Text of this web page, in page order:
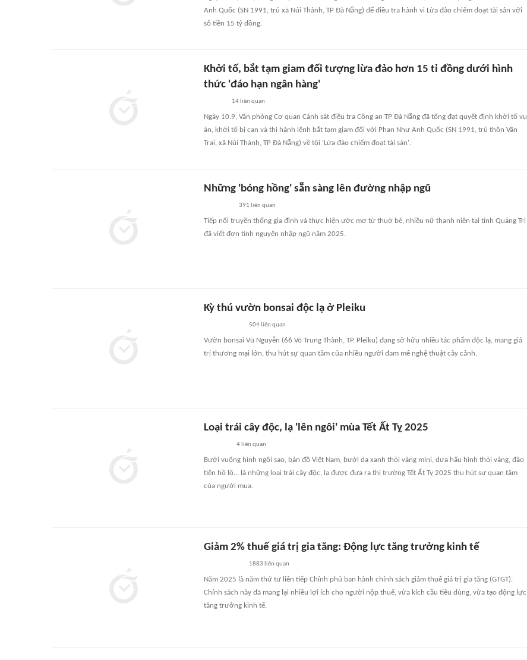
Anh Quốc (SN 1991, trú xã Núi Thành, TP Đà Nẵng) để điều tra hành vi Lừa đảo chiếm đoạt tài sản với
số tiền 15 tỷ đồng.
Khởi tố, bắt tạm giam đối tượng lừa đảo hơn 15 tỉ đồng dưới hình
thức 'đáo hạn ngân hàng'
14liên quan
Ngày 10.9, Văn phòng Cơ quan Cảnh sát điều tra Công an TP Đà Nẵng đã tống đạt quyết định khởi tố vụ
án, khởi tố bị can và thi hành lệnh bắt tạm giam đối với Phan Như Anh Quốc (SN 1991, trú thôn Vân
Trai, xã Núi Thành, TP Đà Nẵng) về tội 'Lừa đảo chiếm đoạt tài sản'.
Những 'bóng hồng' sẵn sàng lên đường nhập ngũ
391 liên quan
Tiếp nối truyền thống gia đình và thực hiện ước mơ từ thuở bé, nhiều nữ thanh niên tại tỉnh Quảng Trị
đã viết đơn tình nguyện nhập ngũ năm 2025.
Kỳ thú vườn bonsai độc lạ ở Pleiku
504 liên quan
Vườn bonsai Vũ Nguyễn (66 Võ Trung Thành, TP. Pleiku) đang sở hữu nhiều tác phẩm độc lạ, mang giá
trị thương mại lớn, thu hút sự quan tâm của nhiều người đam mê nghệ thuật cây cảnh.
Loại trái cây độc, lạ 'lên ngôi' mùa Tết Ất Tỵ 2025
4liên quan
Bưởi vuông hình ngôi sao, bản đồ Việt Nam, bưởi da xanh thỏi vàng mini, dưa hấu hình thỏi vàng, đào
tiên hồ lô... là những loại trái cây độc, lạ được đưa ra thị trường Tết Ất Tỵ 2025 thu hút sự quan tâm
của người mua.
Giảm 2% thuế giá trị gia tăng: Động lực tăng trưởng kinh tế
1883 liên quan
Năm 2025 là năm thứ tư liên tiếp Chính phủ ban hành chính sách giảm thuế giá trị gia tăng (GTGT).
Chính sách này đã mang lại nhiều lợi ích cho người nộp thuế, vừa kích cầu tiêu dùng, vừa tạo động lực
tăng trưởng kinh tế.